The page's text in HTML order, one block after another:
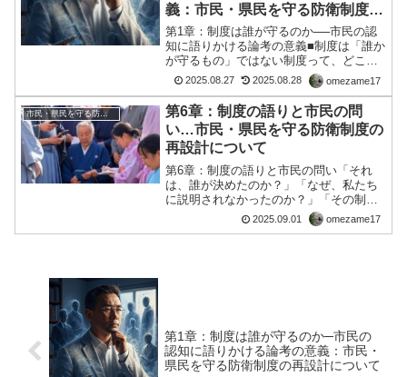
義：市民・県民を守る防衛制度の
再設計について
第1章：制度は誰が守るのか──市民の認
知に語りかける論考の意義■制度は「誰か
が守るもの」ではない制度って、どこか
遠い存在に感じませんか？ 行政が作っ
て、専門家が運用して、政治家が調整す
る──そんなふうに思っている人が多いか
もしれません。 で...
2025.08.27 2025.08.28 omezame17
市民・県民を守る防衛制度の再設計について
第6章：制度の語りと市民の問
い…市民・県民を守る防衛制度の
再設計について
第6章：制度の語りと市民の問い「それ
は、誰が決めたのか？」「なぜ、私たち
に説明されなかったのか？」「その制度
は、誰のためにあるのか？」私は、何度
も問い直してきた。行政の発表、国際機
2025.09.01 omezame17
第1章：制度は誰が守るのか─市民の
認知に語りかける論考の意義：市民・
県民を守る防衛制度の再設計について